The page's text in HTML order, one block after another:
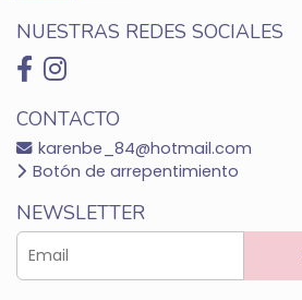
NUESTRAS REDES SOCIALES
CONTACTO
karenbe_84@hotmail.com
Botón de arrepentimiento
NEWSLETTER